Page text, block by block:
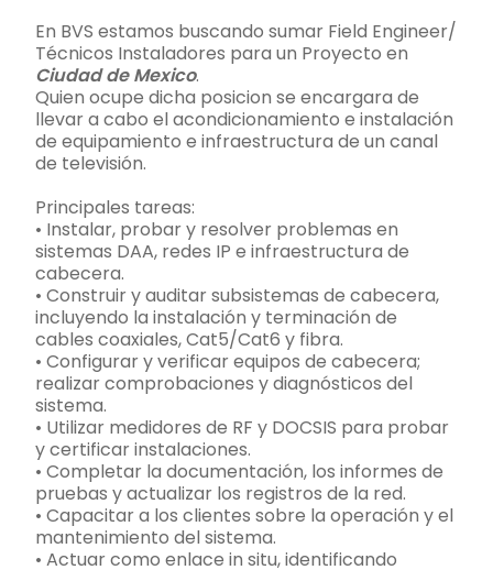
En BVS estamos buscando sumar Field Engineer/
Técnicos Instaladores para un Proyecto en
Ciudad de Mexico.
Quien ocupe dicha posicion se encargara de
llevar a cabo el acondicionamiento e instalación
de equipamiento e infraestructura de un canal
de televisión.
Principales tareas:
• Instalar, probar y resolver problemas en
sistemas DAA, redes IP e infraestructura de
cabecera.
• Construir y auditar subsistemas de cabecera,
incluyendo la instalación y terminación de
cables coaxiales, Cat5/Cat6 y fibra.
• Configurar y verificar equipos de cabecera;
realizar comprobaciones y diagnósticos del
sistema.
• Utilizar medidores de RF y DOCSIS para probar
y certificar instalaciones.
• Completar la documentación, los informes de
pruebas y actualizar los registros de la red.
• Capacitar a los clientes sobre la operación y el
mantenimiento del sistema.
• Actuar como enlace in situ, identificando